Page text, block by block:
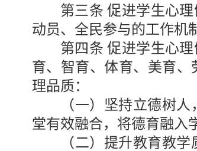
第三条 促进学生心
动员、全民参与的工作机
第四条 促进学生心
育、智育、体育、美育
理品质：
（一）坚持立德树
堂有效融合，将德育融入
（二）提升教育教